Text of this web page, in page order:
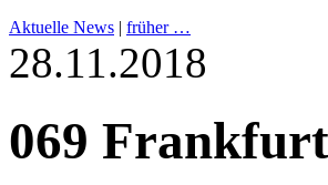
Aktuelle News | früher …
28.11.2018
069